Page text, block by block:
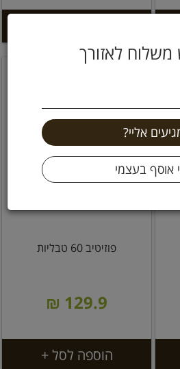
לאזורך
פוזיטיב 60 טבליות
129.9 ₪
הוספה לסל +